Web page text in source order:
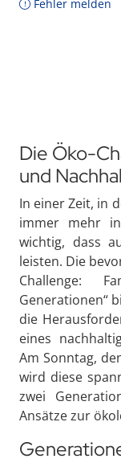
Fehler melden
Die Öko-
und
In einer Zeit, in
immer mehr
wichtig, dass
leisten. Die
Challenge:
Generationen“
die
eines
Am Sonntag,
wird diese
zwei
Ansätze zur